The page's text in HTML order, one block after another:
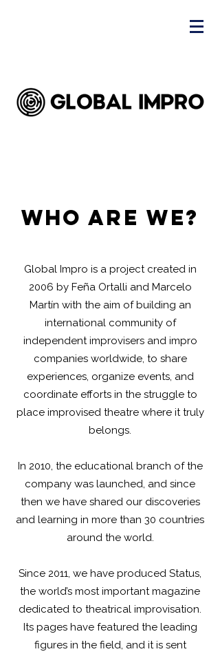
who are we?
Global Impro is a project created in
2006 by Feña Ortalli and Marcelo
Martín with the aim of building an
international community of
independent improvisers and impro
companies worldwide, to share
experiences, organize events, and
coordinate efforts in the struggle to
place improvised theatre where it truly
belongs.
In 2010, the educational branch of the
company was launched, and since
then we have shared our discoveries
and learning in more than 30 countries
around the world.
Since 2011, we have produced Status,
the world’s most important magazine
dedicated to theatrical improvisation.
Its pages have featured the leading
figures in the field, and it is sent